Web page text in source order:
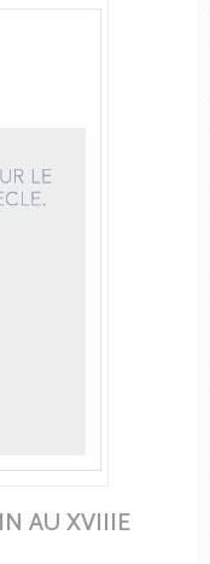
AU XVIIIE